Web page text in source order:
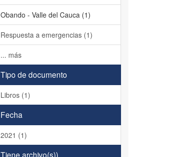
Obando - Valle del Cauca (1)
Respuesta a emergencias (1)
... más
Tipo de documento
Libros (1)
Fecha
2021 (1)
Tiene archivo(s))